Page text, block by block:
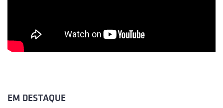
EM DESTAQUE